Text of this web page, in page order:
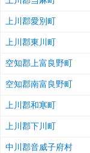
上川郡愛別町
上川郡東川町
空知郡上富良野町
空知郡南富良野町
上川郡和寒町
上川郡下川町
中川郡音威子府村